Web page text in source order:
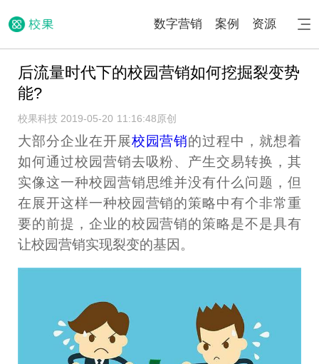
数字营销 案例 资源
后流量时代下的校园营销如何挖掘裂变势
能?
校果科技 2019-05-20 11:16:48原创
大部分企业在开展校园营销的过程中，就想着
如何通过校园营销去吸粉、产生交易转换，其
实像这一种校园营销思维并没有什么问题，但
在展开这样一种校园营销的策略中有个非常重
要的前提，企业的校园营销的策略是不是具有
让校园营销实现裂变的基因。